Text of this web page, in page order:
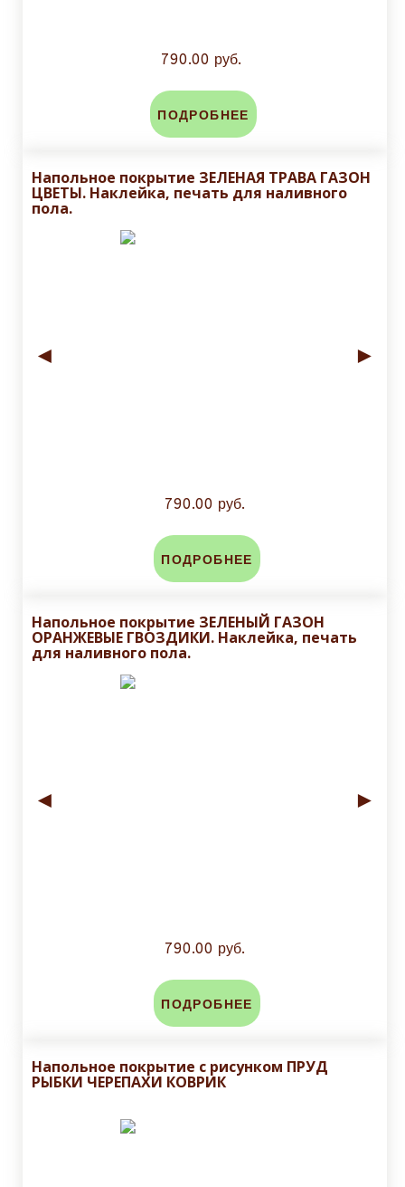
790.00 руб.
ПОДРОБНЕЕ
Напольное покрытие ЗЕЛЕНАЯ ТРАВА ГАЗОН
ЦВЕТЫ. Наклейка, печать для наливного
пола.
◄ ►
790.00 руб.
ПОДРОБНЕЕ
Напольное покрытие ЗЕЛЕНЫЙ ГАЗОН
ОРАНЖЕВЫЕ ГВОЗДИКИ. Наклейка, печать
для наливного пола.
◄ ►
790.00 руб.
ПОДРОБНЕЕ
Напольное покрытие с рисунком ПРУД
РЫБКИ ЧЕРЕПАХИ КОВРИК